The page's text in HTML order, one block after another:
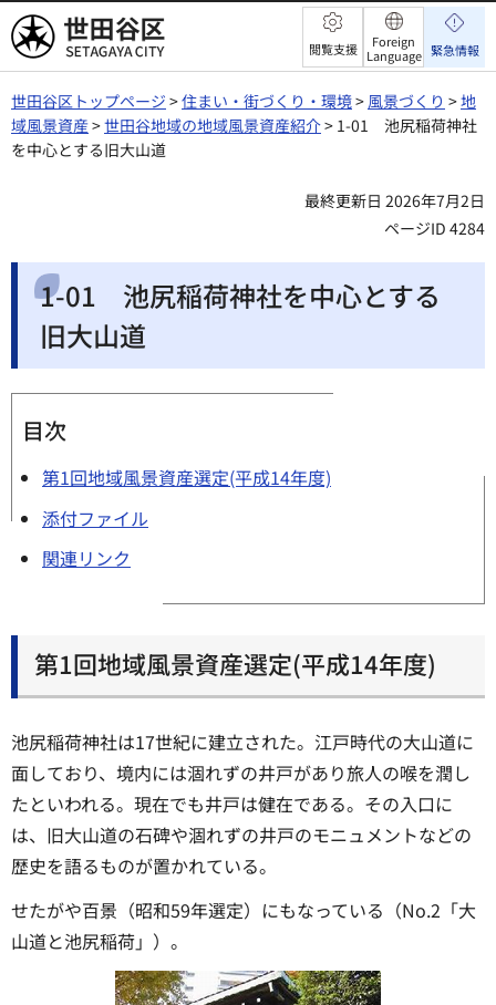
世田谷区 閲覧支援
Foreign
Language 緊急情報
世田谷区トップページ >住まい・街づくり・環境> 風景づくり >地
域風景資産>世田谷地域の地域風景資産紹介> 1-01 池尻稲荷神社
を中心とする旧大山道
最終更新日 2026年7月2日
ページID 4284
1-01 池尻稲荷神社を中心とする
旧大山道
目次
第1回地域風景資産選定(平成14年度)
添付ファイル
関連リンク
第1回地域風景資産選定(平成14年度)
池尻稲荷神社は17世紀に建立された。江戸時代の大山道に
面しており、境内には涸れずの井戸があり旅人の喉を潤し
たといわれる。現在でも井戸は健在である。その入口に
は、旧大山道の石碑や涸れずの井戸のモニュメントなどの
歴史を語るものが置かれている。
せたがや百景（昭和59年選定）にもなっている（No.2「大
山道と池尻稲荷」）。